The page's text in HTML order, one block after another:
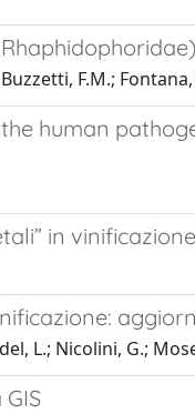
F.M.; Fontana,
human
in
L.; Nicolini, G.;